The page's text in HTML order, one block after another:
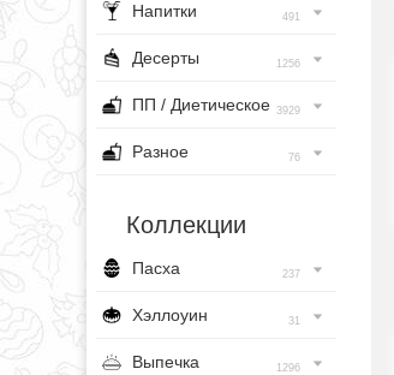
Напитки 491
Десерты 1256
ПП / Диетическое 3929
Разное 76
Коллекции
Пасха 237
Хэллоуин 31
Выпечка 1296